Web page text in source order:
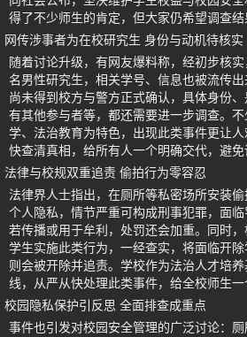
得了不少师生的肯定，但大家仍希望调查结
网传涉事者为在校研究生 身份与动机待核实
随着讨论升级，有网友爆料称，经初步核
名男性研究生，相关学号、信息也被流传
尚未得到校方与警方正式确认，具体身份
有其他参与者等，都还需要进一步调查。
学、法治教育为特色，出现此类事件更让
快查清真相，给所有人一个明确交代，避免
法律与校规双重追责 偷拍行为零容忍
法律界人士指出，在厕所等私密场所安装
个人隐私，情节严重可构成刑事犯罪，面
若传播或用于牟利，处罚还会加重。同时
学生实施此类行为，一经查实，将面临开
则会被开除并追责。学校作为法治人才培
线，从严从快处理此类事件，给全校师生一
校园隐私保护引反思 全面排查成重点
事件也引发对校园安全管理的广泛讨论：